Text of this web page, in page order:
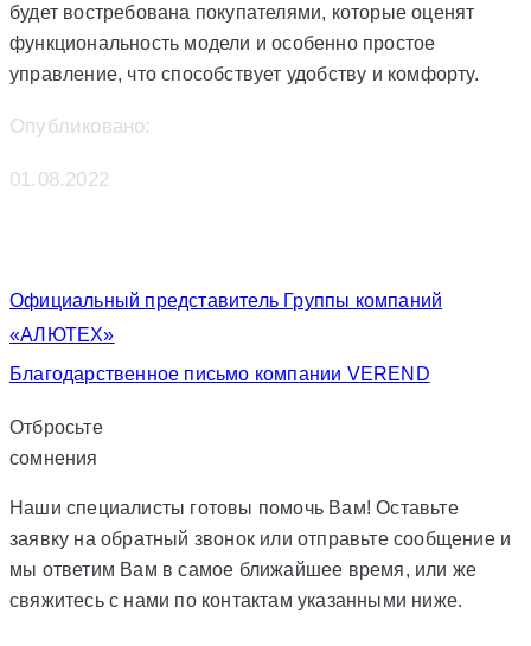
будет востребована покупателями, которые оценят
функциональность модели и особенно простое
управление, что способствует удобству и комфорту.
Опубликовано:
01.08.2022
Официальный представитель Группы компаний
«АЛЮТЕХ»
Благодарственное письмо компании VEREND
Отбросьте
сомнения
Наши специалисты готовы помочь Вам! Оставьте
заявку на обратный звонок или отправьте сообщение и
мы ответим Вам в самое ближайшее время, или же
свяжитесь с нами по контактам указанными ниже.